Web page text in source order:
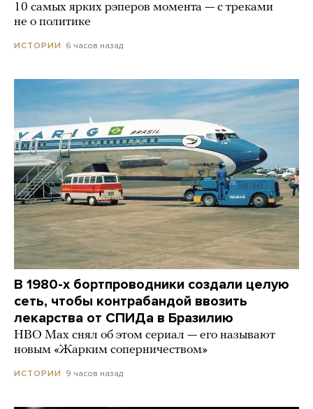
10 самых ярких рэперов момента — с треками
не о политике
ИСТОРИИ 6 часов назад
В 1980-х бортпроводники создали целую
сеть, чтобы контрабандой ввозить
лекарства от СПИДа в Бразилию
HBO Max снял об этом сериал — его называют
новым «Жарким соперничеством»
ИСТОРИИ 9 часов назад